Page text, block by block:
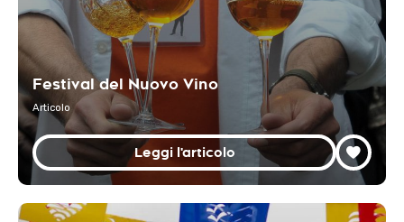
Festival del Nuovo Vino
Articolo
Leggi l'articolo